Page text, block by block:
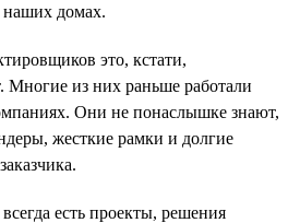
домах.
это, кстати,
из них раньше работали
Они не понаслышке знают,
жесткие рамки и долгие
есть проекты, решения